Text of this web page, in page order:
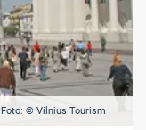
Foto: © Vilnius Tourism